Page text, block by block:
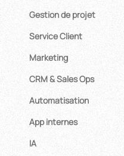
Gestion de projet
Service Client
Marketing
CRM & Sales Ops
Automatisation
App internes
IA